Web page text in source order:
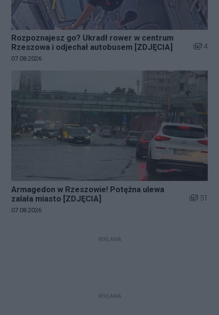
Rozpoznajesz go? Ukradł rower w centrum
Rzeszowa i odjechał autobusem [ZDJĘCIA]
Liczba
4
Data dodania galerii:
07.08.2026
Armagedon w Rzeszowie! Potężna ulewa
zalała miasto [ZDJĘCIA]
Liczba
51
Data dodania galerii:
07.08.2026
REKLAMA
REKLAMA